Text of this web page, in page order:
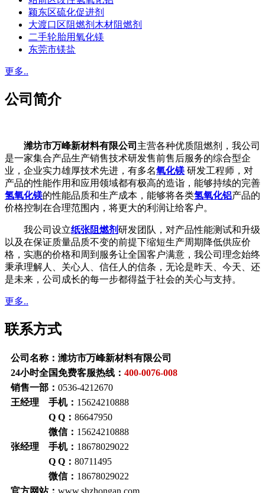
颖东区硫化促进剂
大渡口区阻燃剂木材阻燃剂
二手轮胎用氧化镁
东莞市镁盐
更多..
公司简介
潍坊市万峰新材料有限公司 主营各种优质阻燃剂，我公司
是一家集合产品生产销售技术研发售前售后服务的综合型企
业，企业实力雄厚技术先进，有多名氧化镁 研发工程师，对
产品的性能作用和应用领域都有极高的造诣，能够持续的完善
氢氧化镁的性能品质和生产成本，能够将各类氢氧化铝产品的
价格控制在合理范围内，将更大的利润让给客户。
我公司设立纸张阻燃剂研发团队，对产品性能测试和升级
以及在保证质量品质不变的前提下缩短生产周期降低供应价
格，实惠的价格和周到服务让全国客户满意，我公司理念始终
秉承理解人、关心人、信任人的信条，无论是昨天、今天、还
是未来，公司成长的每一步都得益于社会的关心与支持。
更多..
联系方式
公司名称：潍坊市万峰新材料有限公司
24小时全国免费客服热线： 400-0076-008
销售一部： 0536-4212670
王经理 手机： 15624210888
Q Q： 86647950
微信： 15624210888
张经理 手机： 18678029022
Q Q： 80711495
微信： 18678029022